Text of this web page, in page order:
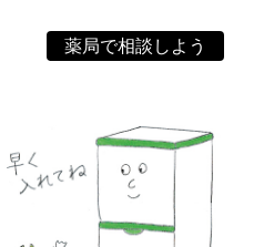
薬局で相談しよう